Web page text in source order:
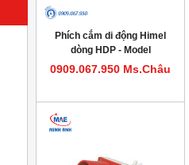
Phích cắm di động Himel
dòng HDP - Model
HDP5125IP67
0909.067.950 Ms.Châu